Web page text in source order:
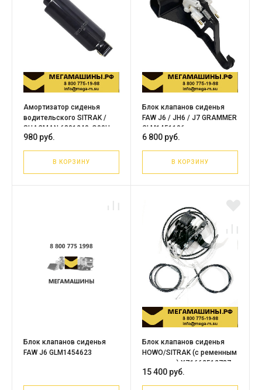
Амортизатор сиденья
водительского SITRAK /
SHACMAN 6801240-Q90H
980 руб.
В КОРЗИНУ
Блок клапанов сиденья
FAW J6 / JH6 / J7 GRAMMER
GLM1451106
6 800 руб.
В КОРЗИНУ
Блок клапанов сиденья
FAW J6 GLM1454623
Блок клапанов сиденья
HOWO/SITRAK (с ременным
приводом) XZ1662512787
WG1662511243+007/1 /в
сборе с тросами
15 400 руб.